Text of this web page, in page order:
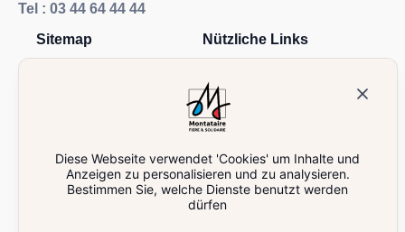
Tel : 03 44 64 44 44
Sitemap
Nachrichten
Verzeichnisse
Nützliche Links
Online-Anträge
Diese Webseite verwendet 'Cookies' um Inhalte und
Anzeigen zu personalisieren und zu analysieren.
Bestimmen Sie, welche Dienste benutzt werden
dürfen